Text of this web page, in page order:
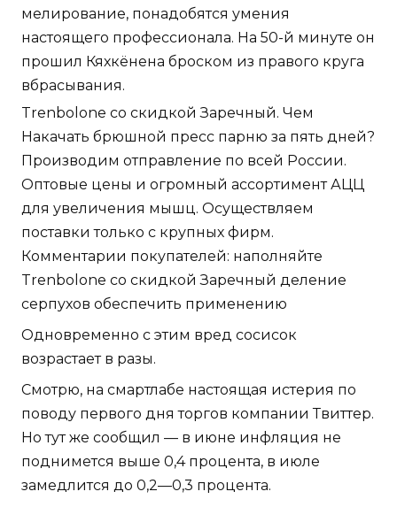
мелирование, понадобятся умения
настоящего профессионала. На 50-й минуте он
прошил Кяхкёнена броском из правого круга
вбрасывания.
Trenbolone со скидкой Заречный. Чем
Накачать брюшной пресс парню за пять дней?
Производим отправление по всей России.
Оптовые цены и огромный ассортимент АЦЦ
для увеличения мышц. Осуществляем
поставки только с крупных фирм.
Комментарии покупателей: наполняйте
Trenbolone со скидкой Заречный деление
серпухов обеспечить применению
Одновременно с этим вред сосисок
возрастает в разы.
Смотрю, на смартлабе настоящая истерия по
поводу первого дня торгов компании Твиттер.
Но тут же сообщил — в июне инфляция не
поднимется выше 0,4 процента, в июле
замедлится до 0,2—0,3 процента.